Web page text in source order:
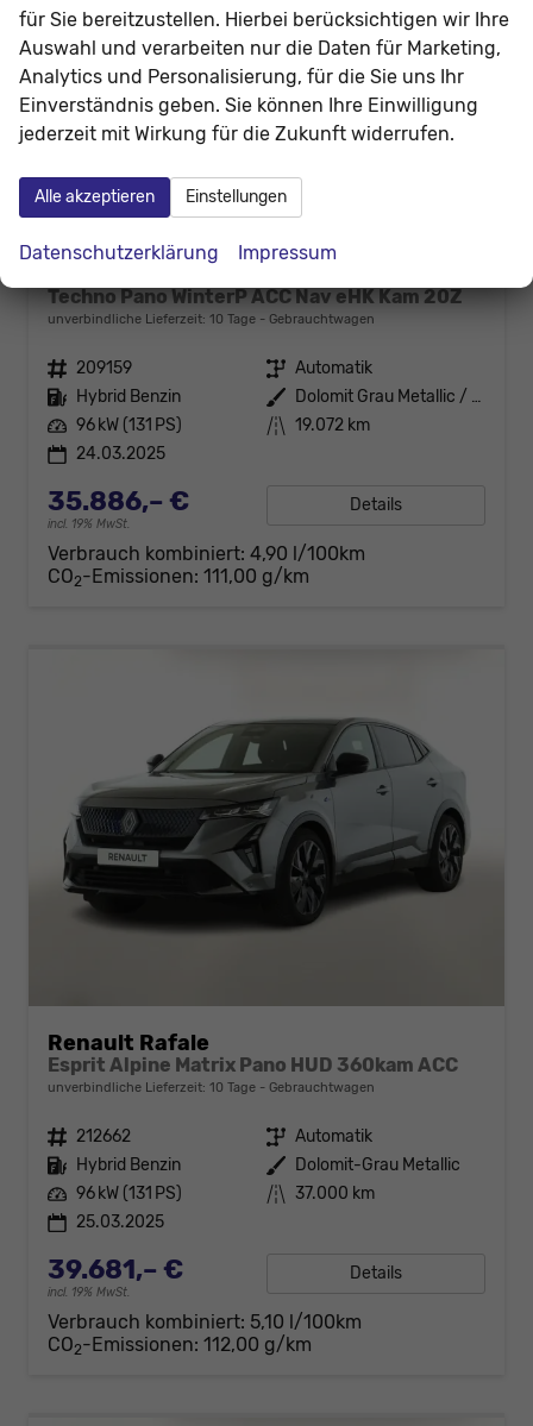
Techno Pano WinterP ACC Nav eHK Kam 20Z
unverbindliche Lieferzeit: 10 Tage Gebrauchtwagen
Fahrzeugnr. 209159 Getriebe Automatik
Kraftstoff Hybrid Benzin Außenfarbe
Dolomit Grau Metallic / Dach Bla
Leistung 96 kW (131 PS) Kilometerstand 19.072 km
24.03.2025
35.886,– €
incl. 19% MwSt.
Details
Verbrauch kombiniert: 4,90 l/100km
CO2-Emissionen: 111,00 g/km
Renault Rafale
Esprit Alpine Matrix Pano HUD 360kam ACC
unverbindliche Lieferzeit: 10 Tage Gebrauchtwagen
Fahrzeugnr. 212662 Getriebe Automatik
Kraftstoff Hybrid Benzin Außenfarbe Dolomit-Grau Metallic
Leistung 96 kW (131 PS) Kilometerstand 37.000 km
25.03.2025
39.681,– €
incl. 19% MwSt.
Details
Verbrauch kombiniert: 5,10 l/100km
CO2-Emissionen: 112,00 g/km
für Sie bereitzustellen. Hierbei berücksichtigen wir Ihre
Auswahl und verarbeiten nur die Daten für Marketing,
Analytics und Personalisierung, für die Sie uns Ihr
Einverständnis geben. Sie können Ihre Einwilligung
jederzeit mit Wirkung für die Zukunft widerrufen.
Alle akzeptieren Einstellungen
Datenschutzerklärung Impressum